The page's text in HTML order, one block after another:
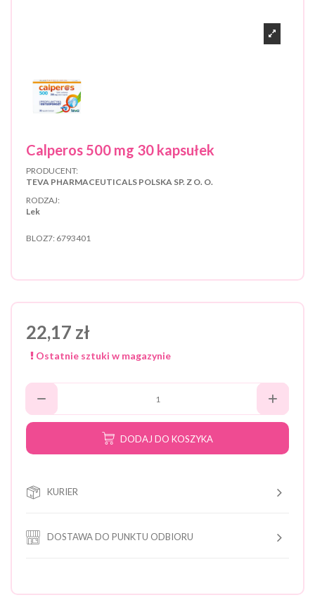
Calperos 500 mg 30 kapsułek
PRODUCENT:
TEVA PHARMACEUTICALS POLSKA SP. Z O. O.
RODZAJ:
Lek
BLOZ7: 6793401
22,17 zł
Ostatnie sztuki w magazynie
DODAJ DO KOSZYKA
KURIER
DOSTAWA DO PUNKTU ODBIORU